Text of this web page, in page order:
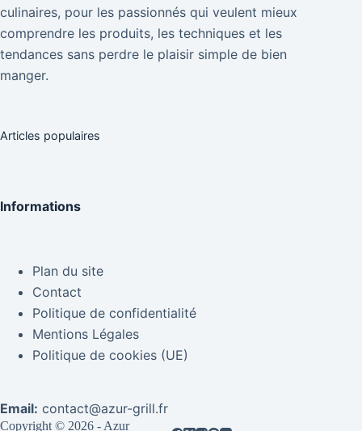
culinaires, pour les passionnés qui veulent mieux
comprendre les produits, les techniques et les
tendances sans perdre le plaisir simple de bien
manger.
Articles populaires
Informations
Plan du site
Contact
Politique de confidentialité
Mentions Légales
Politique de cookies (UE)
Email: contact@azur-grill.fr
Copyright © 2026 - Azur